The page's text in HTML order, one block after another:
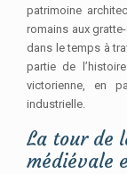
patrimoine
romains aux
dans le temps à
partie de
victorienne, en
industrielle.
La tour de
médiévale